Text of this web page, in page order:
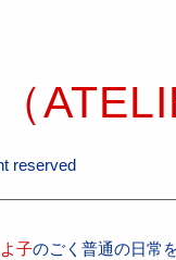
reserved
子のごく普通の日常